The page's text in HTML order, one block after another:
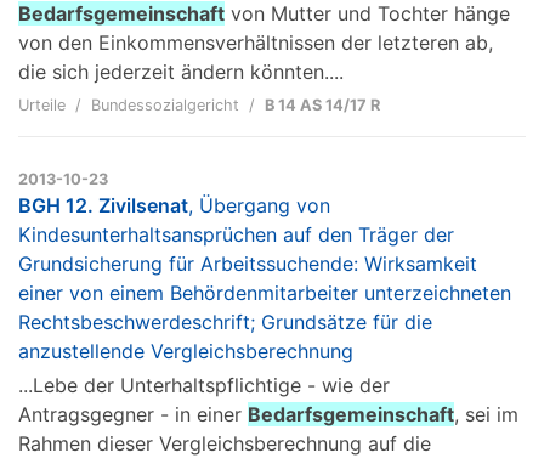
Bedarfsgemeinschaft von Mutter und Tochter hänge
von den Einkommensverhältnissen der letzteren ab,
die sich jederzeit ändern könnten....
Urteile Bundessozialgericht B 14 AS 14/17 R
2013-10-23
BGH 12. Zivilsenat, Übergang von
Kindesunterhaltsansprüchen auf den Träger der
Grundsicherung für Arbeitssuchende: Wirksamkeit
einer von einem Behördenmitarbeiter unterzeichneten
Rechtsbeschwerdeschrift; Grundsätze für die
anzustellende Vergleichsberechnung
...Lebe der Unterhaltspflichtige - wie der
Antragsgegner - in einer Bedarfsgemeinschaft, sei im
Rahmen dieser Vergleichsberechnung auf die